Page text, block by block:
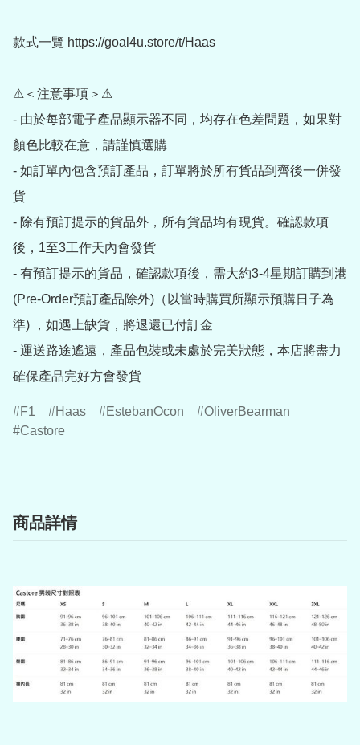
款式一覽 https://goal4u.store/t/Haas
⚠＜注意事項＞⚠
- 由於每部電子產品顯示器不同，均存在色差問題，如果對
顏色比較在意，請謹慎選購
- 如訂單內包含預訂產品，訂單將於所有貨品到齊後一併發
貨
- 除有預訂提示的貨品外，所有貨品均有現貨。確認款項
後，1至3工作天內會發貨
- 有預訂提示的貨品，確認款項後，需大約3-4星期訂購到港
(Pre-Order預訂產品除外)（以當時購買所顯示預購日子為
準) ，如遇上缺貨，將退還已付訂金
- 運送路途遙遠，產品包裝或未處於完美狀態，本店將盡力
確保產品完好方會發貨
F1 Haas EstebanOcon
OliverBearman
Castore
商品詳情